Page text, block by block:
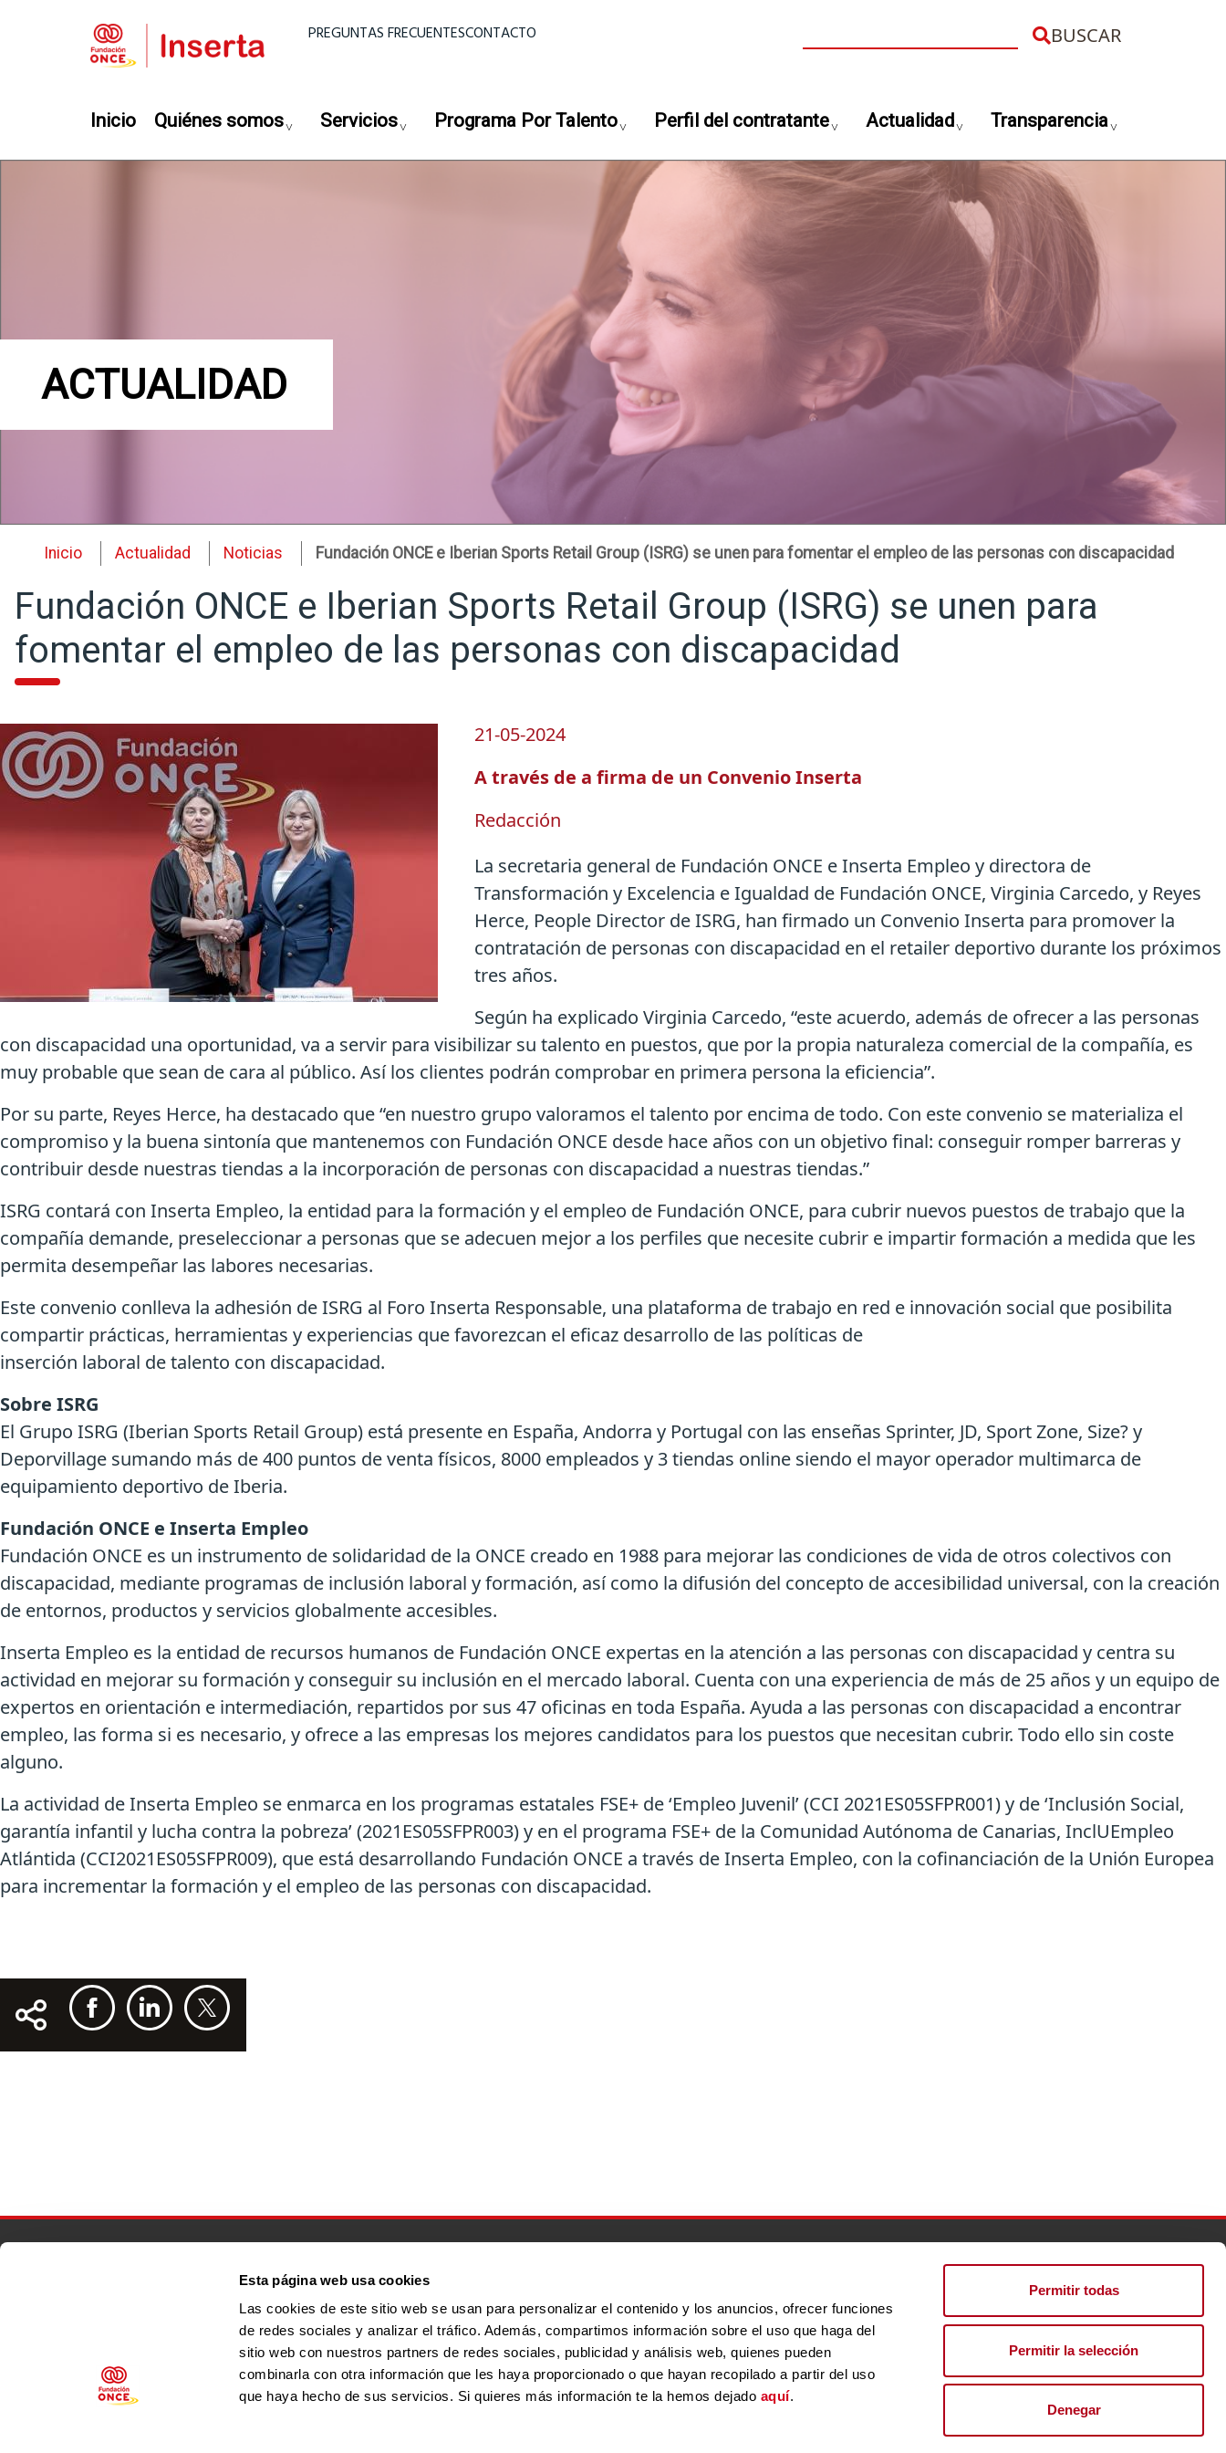
Esta página web usa cookies
Las cookies de este sitio web se usan para personalizar el contenido y los anuncios, ofrecer funciones
de redes sociales y analizar el tráfico. Además, compartimos información sobre el uso que haga del
sitio web con nuestros partners de redes sociales, publicidad y análisis web, quienes pueden
combinarla con otra información que les haya proporcionado o que hayan recopilado a partir del uso
que haya hecho de sus servicios. Si quieres más información te la hemos dejado aquí.
Permitir todas
Permitir la selección
Denegar
Menú superior
PREGUNTAS FRECUENTESCONTACTO
Navegación principal
Inicio Quiénes somos Servicios Programa Por Talento Perfil del contratante Actualidad Transparencia
ACTUALIDAD
Inicio Actualidad Noticias Fundación ONCE e Iberian Sports Retail Group (ISRG) se unen para fomentar el empleo de las personas con discapacidad
Fundación ONCE e Iberian Sports Retail Group (ISRG) se unen para
fomentar el empleo de las personas con discapacidad
21-05-2024
A través de a firma de un Convenio Inserta
Redacción
La secretaria general de Fundación ONCE e Inserta Empleo y directora de
Transformación y Excelencia e Igualdad de Fundación ONCE, Virginia Carcedo, y Reyes
Herce, People Director de ISRG, han firmado un Convenio Inserta para promover la
contratación de personas con discapacidad en el retailer deportivo durante los próximos
tres años.
Según ha explicado Virginia Carcedo, “este acuerdo, además de ofrecer a las personas
con discapacidad una oportunidad, va a servir para visibilizar su talento en puestos, que por la propia naturaleza comercial de la compañía, es
muy probable que sean de cara al público. Así los clientes podrán comprobar en primera persona la eficiencia”.
Por su parte, Reyes Herce, ha destacado que “en nuestro grupo valoramos el talento por encima de todo. Con este convenio se materializa el
compromiso y la buena sintonía que mantenemos con Fundación ONCE desde hace años con un objetivo final: conseguir romper barreras y
contribuir desde nuestras tiendas a la incorporación de personas con discapacidad a nuestras tiendas.”
ISRG contará con Inserta Empleo, la entidad para la formación y el empleo de Fundación ONCE, para cubrir nuevos puestos de trabajo que la
compañía demande, preseleccionar a personas que se adecuen mejor a los perfiles que necesite cubrir e impartir formación a medida que les
permita desempeñar las labores necesarias.
Este convenio conlleva la adhesión de ISRG al Foro Inserta Responsable, una plataforma de trabajo en red e innovación social que posibilita
compartir prácticas, herramientas y experiencias que favorezcan el eficaz desarrollo de las políticas de
inserción laboral de talento con discapacidad.
Sobre ISRG
El Grupo ISRG (Iberian Sports Retail Group) está presente en España, Andorra y Portugal con las enseñas Sprinter, JD, Sport Zone, Size? y
Deporvillage sumando más de 400 puntos de venta físicos, 8000 empleados y 3 tiendas online siendo el mayor operador multimarca de
equipamiento deportivo de Iberia.
Fundación ONCE e Inserta Empleo
Fundación ONCE es un instrumento de solidaridad de la ONCE creado en 1988 para mejorar las condiciones de vida de otros colectivos con
discapacidad, mediante programas de inclusión laboral y formación, así como la difusión del concepto de accesibilidad universal, con la creación
de entornos, productos y servicios globalmente accesibles.
Inserta Empleo es la entidad de recursos humanos de Fundación ONCE expertas en la atención a las personas con discapacidad y centra su
actividad en mejorar su formación y conseguir su inclusión en el mercado laboral. Cuenta con una experiencia de más de 25 años y un equipo de
expertos en orientación e intermediación, repartidos por sus 47 oficinas en toda España. Ayuda a las personas con discapacidad a encontrar
empleo, las forma si es necesario, y ofrece a las empresas los mejores candidatos para los puestos que necesitan cubrir. Todo ello sin coste
alguno.
La actividad de Inserta Empleo se enmarca en los programas estatales FSE+ de ‘Empleo Juvenil’ (CCI 2021ES05SFPR001) y de ‘Inclusión Social,
garantía infantil y lucha contra la pobreza’ (2021ES05SFPR003) y en el programa FSE+ de la Comunidad Autónoma de Canarias, InclUEmpleo
Atlántida (CCI2021ES05SFPR009), que está desarrollando Fundación ONCE a través de Inserta Empleo, con la cofinanciación de la Unión Europea
para incrementar la formación y el empleo de las personas con discapacidad.
Menú footer principal Perfil del contratanteActualidadInserta Innovación
Menú footer secundario MAPA WEBACCESIBILIDADAVISO LEGAL POLÍTICA DE PRIVACIDADPOLÍTICA DE COOKIES